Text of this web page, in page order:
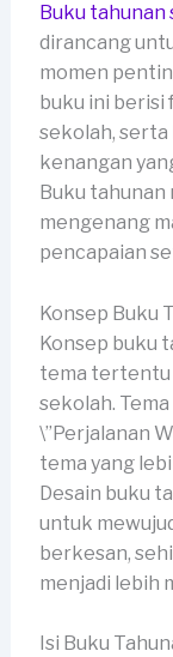
Buku tahunan
dirancang
momen
buku ini berisi
sekolah, serta
kenangan
Buku tahunan
mengenang
pencapaian
Konsep Buku
Konsep buku
tema tertentu
sekolah.
\”Perjalanan
tema yang
Desain buku
untuk
berkesan,
menjadi lebih
Isi Buku